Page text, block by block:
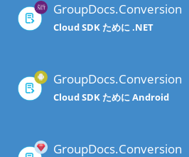
GroupDocs.Conversion
Cloud SDK ために .NET
GroupDocs.Conversion
Cloud SDK ために Android
GroupDocs.Conversion